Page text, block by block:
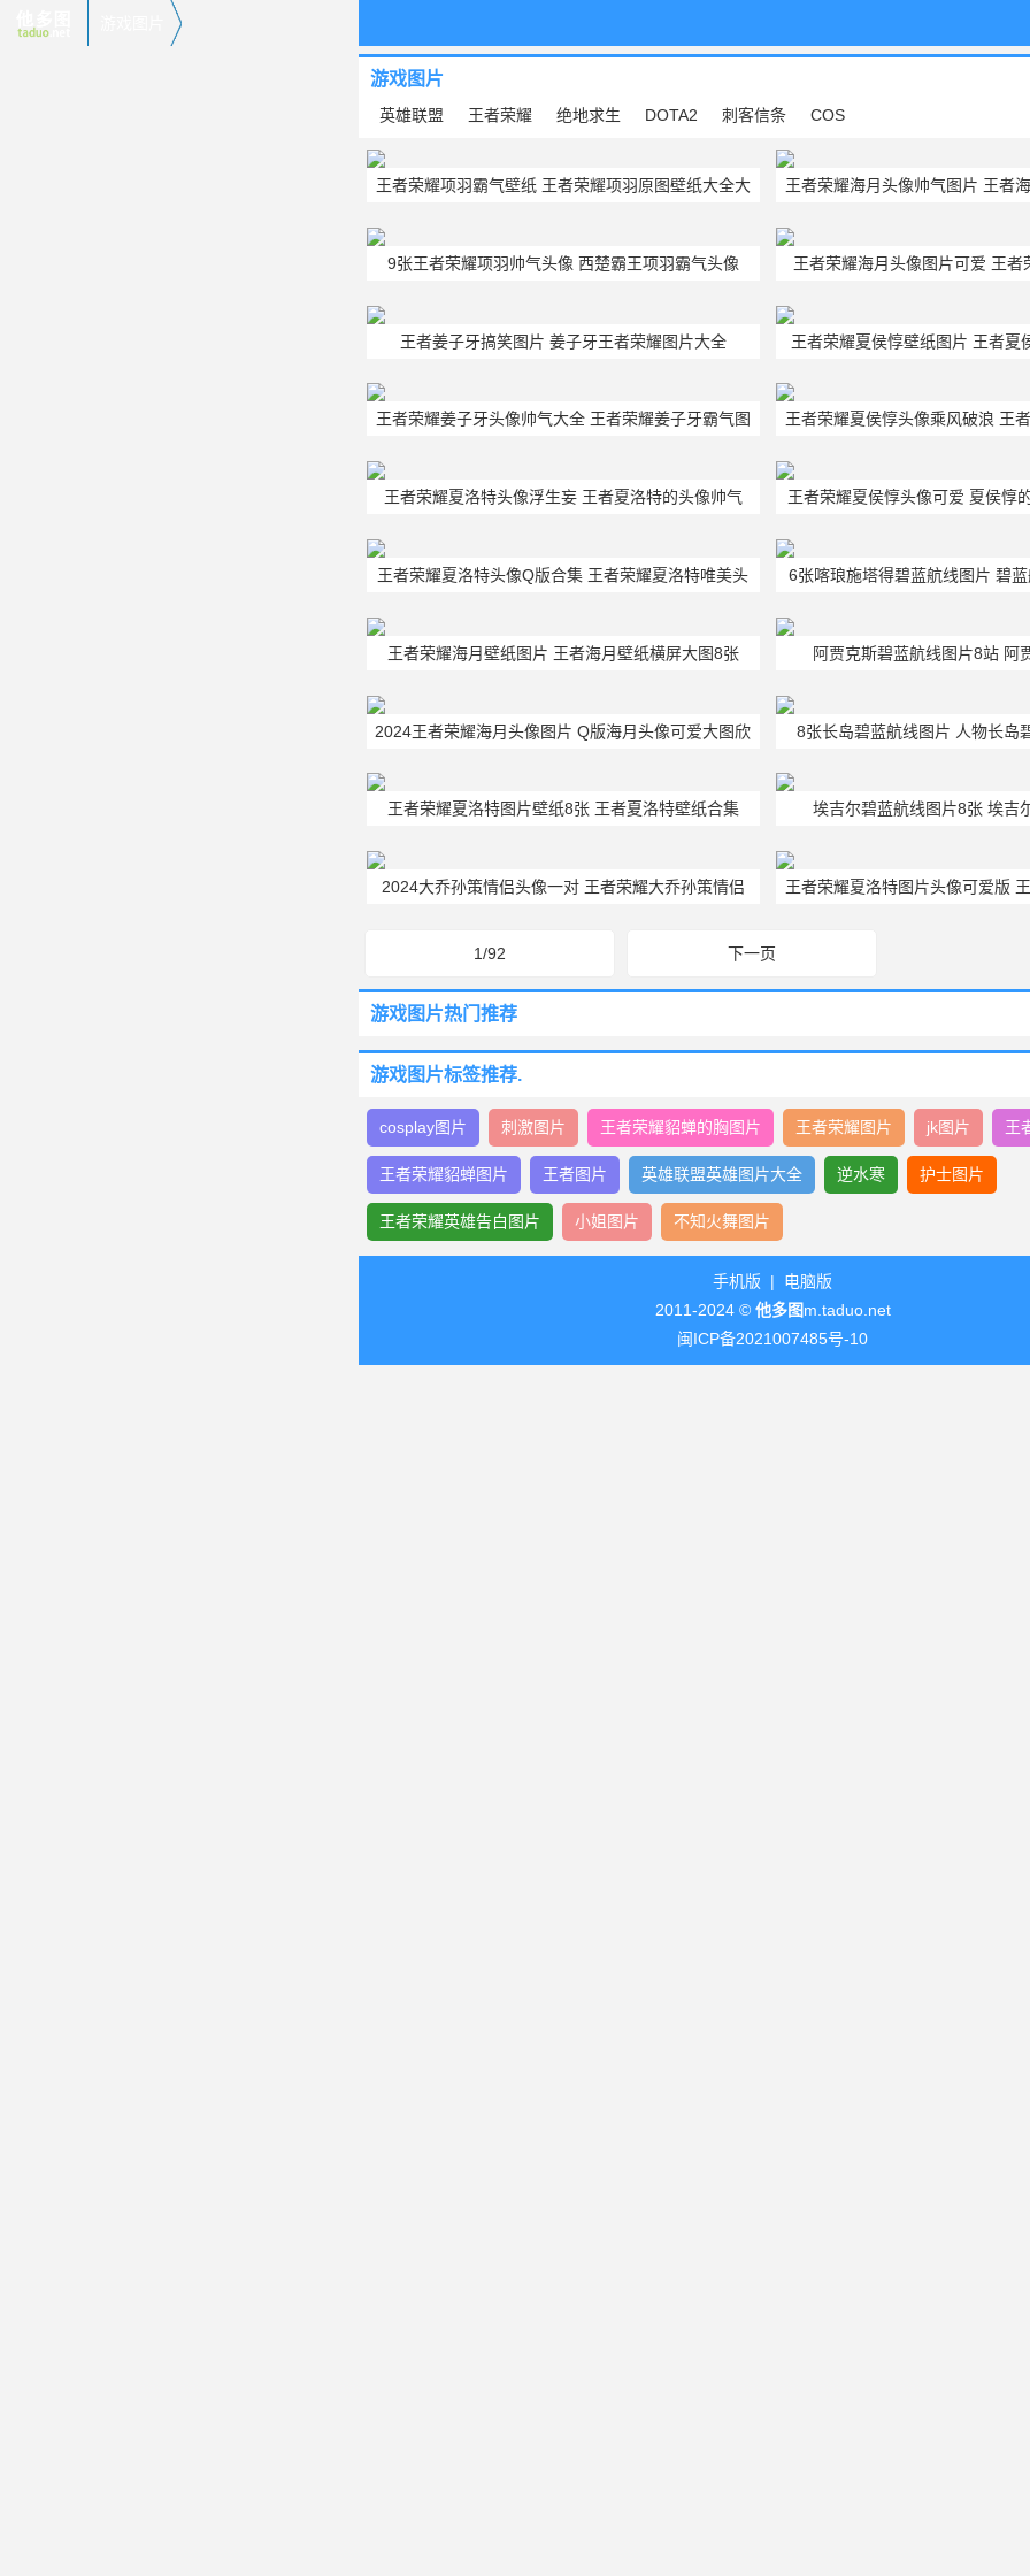
游戏图片
英雄联盟 王者荣耀 绝地求生 DOTA2 刺客信条 COS
王者荣耀项羽霸气壁纸 王者荣耀项羽原图壁纸大全大
王者荣耀海月头像帅气图片 王者
9张王者荣耀项羽帅气头像 西楚霸王项羽霸气头像 王者荣耀海月头像图片可爱 王者
王者姜子牙搞笑图片 姜子牙王者荣耀图片大全
王者荣耀夏侯惇壁纸图片 王者夏
王者荣耀姜子牙头像帅气大全 王者荣耀姜子牙霸气图
王者荣耀夏侯惇头像乘风破浪 王
王者荣耀夏洛特头像浮生妄 王者夏洛特的头像帅气 王者荣耀夏侯惇头像可爱 夏侯惇
王者荣耀夏洛特头像Q版合集 王者荣耀夏洛特唯美头
6张喀琅施塔得碧蓝航线图片 碧
王者荣耀海月壁纸图片 王者海月壁纸横屏大图8张 阿贾克斯碧蓝航线图片8站 阿
2024王者荣耀海月头像图片 Q版海月头像可爱大图欣
8张长岛碧蓝航线图片 人物长岛
王者荣耀夏洛特图片壁纸8张 王者夏洛特壁纸合集 埃吉尔碧蓝航线图片8张 埃吉
2024大乔孙策情侣头像一对 王者荣耀大乔孙策情侣
王者荣耀夏洛特图片头像可爱版
1/92
下一页
游戏图片热门推荐
游戏图片标签推荐.
cosplay图片 刺激图片 王者荣耀貂蝉的胸图片 王者荣耀图片 jk图片 王
王者荣耀貂蝉图片 王者图片 英雄联盟英雄图片大全 逆水寒 护士图片
王者荣耀英雄告白图片 小姐图片 不知火舞图片
手机版 | 电脑版
2011-2024 © 他多图m.taduo.net
闽ICP备2021007485号-10